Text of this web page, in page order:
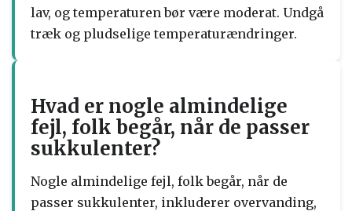
lav, og temperaturen bør være moderat. Undgå
træk og pludselige temperaturændringer.
Hvad er nogle almindelige
fejl, folk begår, når de passer
sukkulenter?
Nogle almindelige fejl, folk begår, når de
passer sukkulenter, inkluderer overvanding,